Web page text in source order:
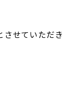
せていただき